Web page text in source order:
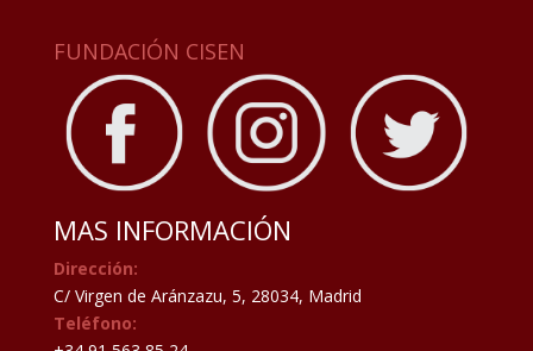
FUNDACIÓN CISEN
MAS INFORMACIÓN
Dirección:
C/ Virgen de Aránzazu, 5, 28034, Madrid
Teléfono: